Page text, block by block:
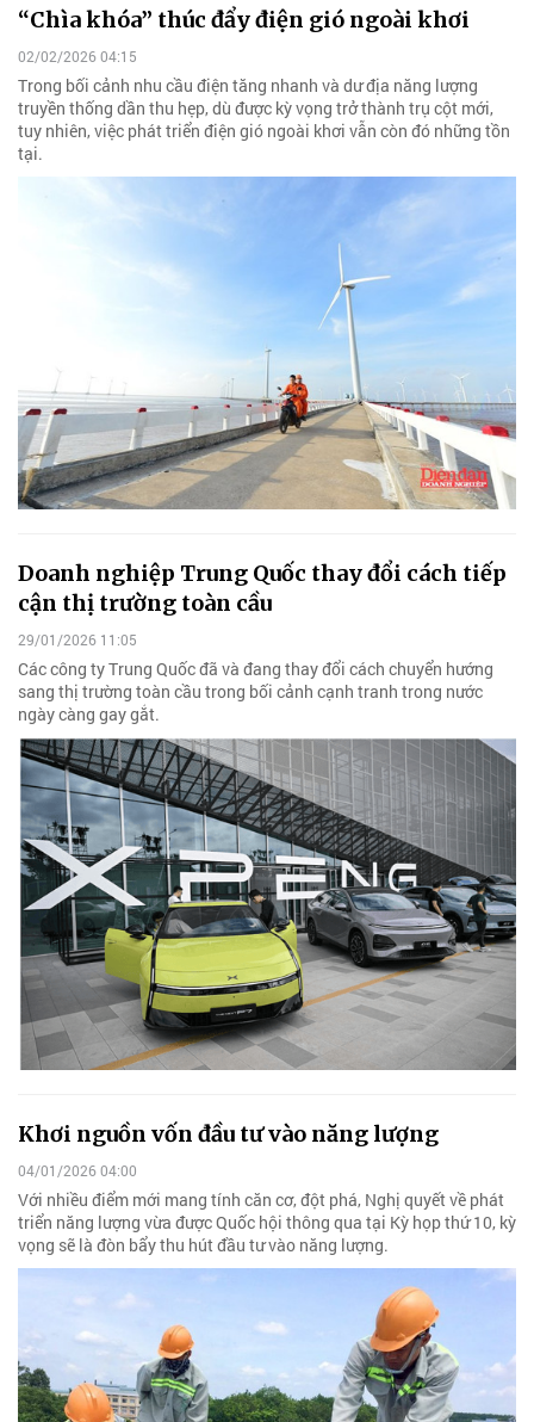
“Chìa khóa” thúc đẩy điện gió ngoài khơi
02/02/2026 04:15
Trong bối cảnh nhu cầu điện tăng nhanh và dư địa năng lượng
truyền thống dần thu hẹp, dù được kỳ vọng trở thành trụ cột mới,
tuy nhiên, việc phát triển điện gió ngoài khơi vẫn còn đó những tồn
tại.
Doanh nghiệp Trung Quốc thay đổi cách tiếp
cận thị trường toàn cầu
29/01/2026 11:05
Các công ty Trung Quốc đã và đang thay đổi cách chuyển hướng
sang thị trường toàn cầu trong bối cảnh cạnh tranh trong nước
ngày càng gay gắt.
Khơi nguồn vốn đầu tư vào năng lượng
04/01/2026 04:00
Với nhiều điểm mới mang tính căn cơ, đột phá, Nghị quyết về phát
triển năng lượng vừa được Quốc hội thông qua tại Kỳ họp thứ 10, kỳ
vọng sẽ là đòn bẩy thu hút đầu tư vào năng lượng.